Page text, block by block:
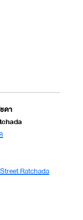
ดา
Ratchada